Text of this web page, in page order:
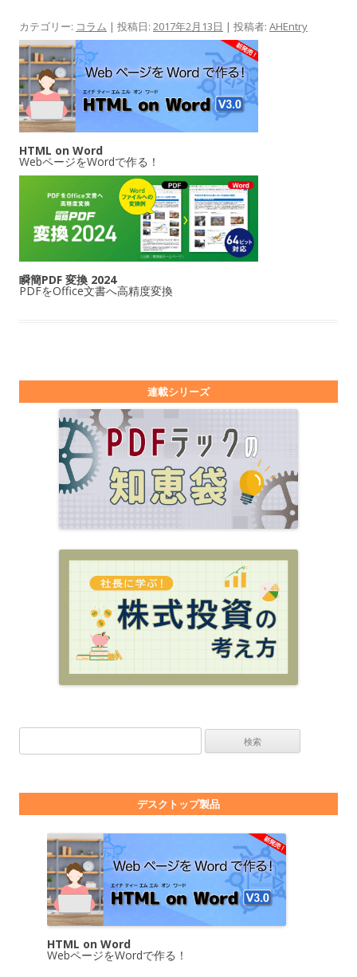
カテゴリー: コラム | 投稿日: 2017年2月13日 | 投稿者: AHEntry
HTML on Word
WebページをWordで作る！
瞬簡PDF 変換 2024
PDFをOffice文書へ高精度変換
連載シリーズ
デスクトップ製品
HTML on Word
WebページをWordで作る！